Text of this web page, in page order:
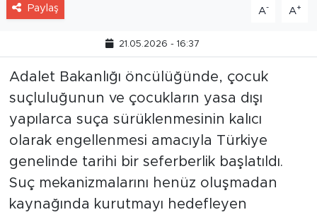
Paylaş A- A+
21.05.2026 - 16:37
Adalet Bakanlığı öncülüğünde, çocuk
suçluluğunun ve çocukların yasa dışı
yapılarca suça sürüklenmesinin kalıcı
olarak engellenmesi amacıyla Türkiye
genelinde tarihi bir seferberlik başlatıldı.
Suç mekanizmalarını henüz oluşmadan
kaynağında kurutmayı hedefleyen